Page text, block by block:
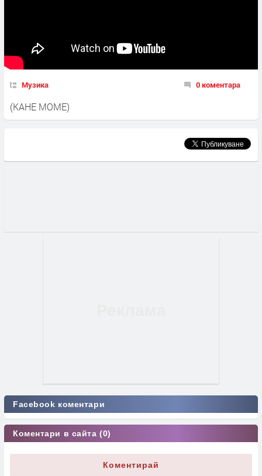
Музика 0 коментара
(КАНЕ МОМЕ)
Facebook коментари
Коментари в сайта (0)
Коментирай